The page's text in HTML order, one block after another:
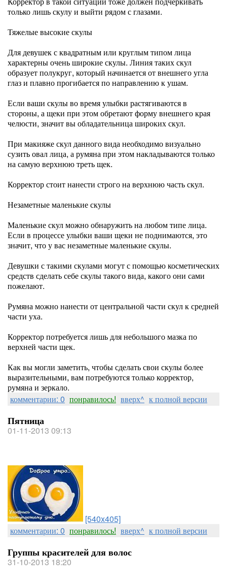
только лишь скулу и выйти рядом с глазами.
Тяжелые высокие скулы
Для девушек с квадратным или круглым типом лица
характерны очень широкие скулы. Линия таких скул
образует полукруг, который начинается от внешнего угла
глаз и плавно прогибается по направлению к ушам.
Если ваши скулы во время улыбки растягиваются в
стороны, а щеки при этом обретают форму внешнего края
челюсти, значит вы обладательница широких скул.
При макияже скул данного вида необходимо визуально
сузить овал лица, а румяна при этом накладываются только
на самую верхнюю треть щек.
Корректор стоит нанести строго на верхнюю часть скул.
Незаметные маленькие скулы
Маленькие скул можно обнаружить на любом типе лица.
Если в процессе улыбки ваши щеки не поднимаются, это
значит, что у вас незаметные маленькие скулы.
Девушки с такими скулами могут с помощью косметических
средств сделать себе скулы такого вида, какого они сами
пожелают.
Румяна можно нанести от центральной части скул к средней
части уха.
Корректор потребуется лишь для небольшого мазка по
верхней части щек.
Как вы могли заметить, чтобы сделать свои скулы более
выразительными, вам потребуются только корректор,
румяна и зеркало.
комментарии: 0 понравилось! вверх^ к полной версии
Пятница
01-11-2013 09:13
[540x405]
комментарии: 0 понравилось! вверх^ к полной версии
Группы красителей для волос
31-10-2013 18:20